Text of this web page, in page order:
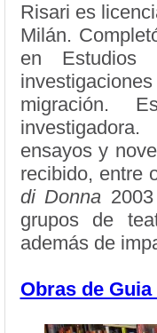
Risari es
Milán.
en Estudios
migración.
ensayos y
recibido, entre
di Donna
grupos de
además de
Obras de